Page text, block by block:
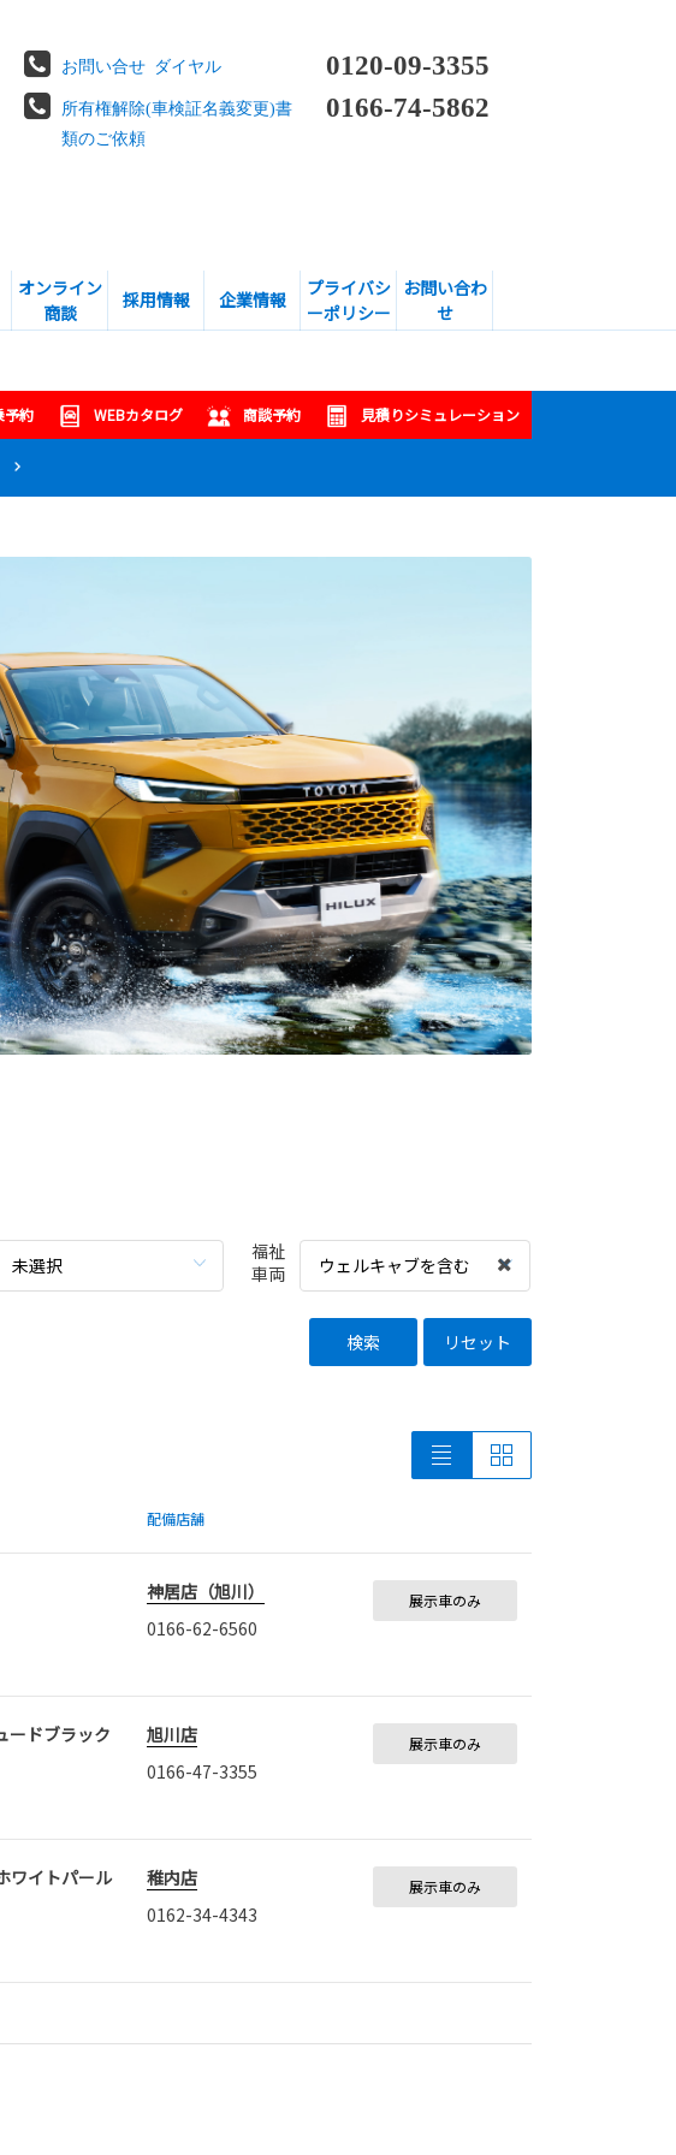
お問い合せ ダイヤル 0120-09-3355
所有権解除(車検証名義変更)書
類のご依頼
0166-74-5862
オンライン
商談
採用情報 企業情報
プライバシ
ーポリシー
お問い合わ
せ
予約 WEBカタログ 商談予約 見積りシミュレーション
未選択
福祉
車両
ウェルキャブを含む
検索 リセット
配備店舗
神居店（旭川）
0166-62-6560
展示車のみ
ードブラック
旭川店
0166-47-3355
展示車のみ
ワイトパール
稚内店
0162-34-4343
展示車のみ